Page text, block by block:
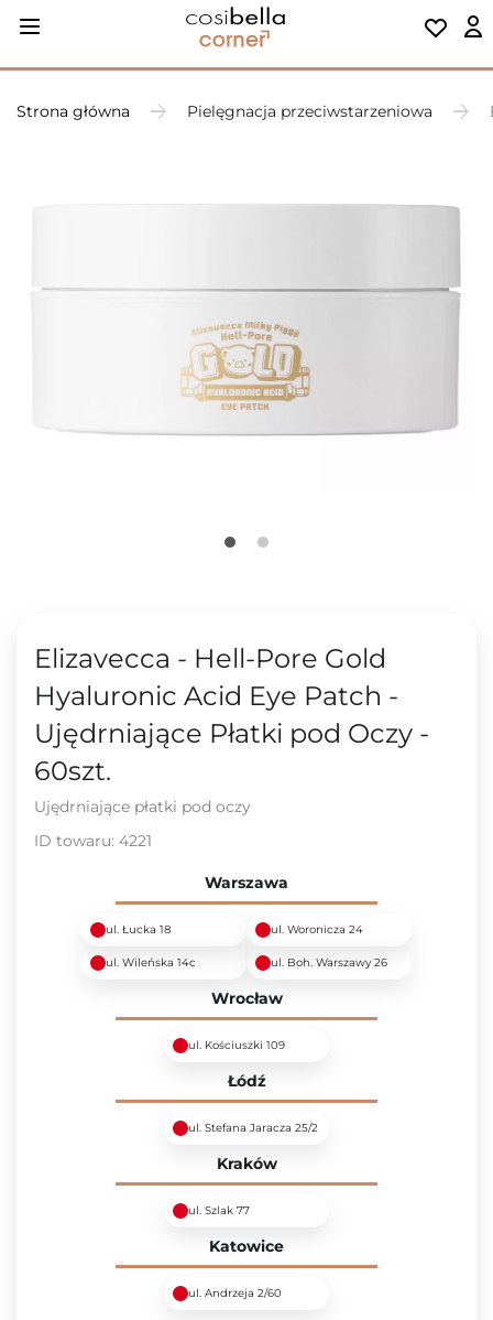
Strona główna Pielęgnacja przeciwstarzeniowa
Elizavecca - Hell-Pore Gold
Hyaluronic Acid Eye Patch -
Ujędrniające Płatki pod Oczy -
60szt.
Ujędrniające płatki pod oczy
ID towaru: 4221
Warszawa
ul. Łucka 18 ul. Woronicza 24
ul. Wileńska 14c ul. Boh. Warszawy 26
Wrocław
ul. Kościuszki 109
Łódź
ul. Stefana Jaracza 25/2
Kraków
ul. Szlak 77
Katowice
ul. Andrzeja 2/60